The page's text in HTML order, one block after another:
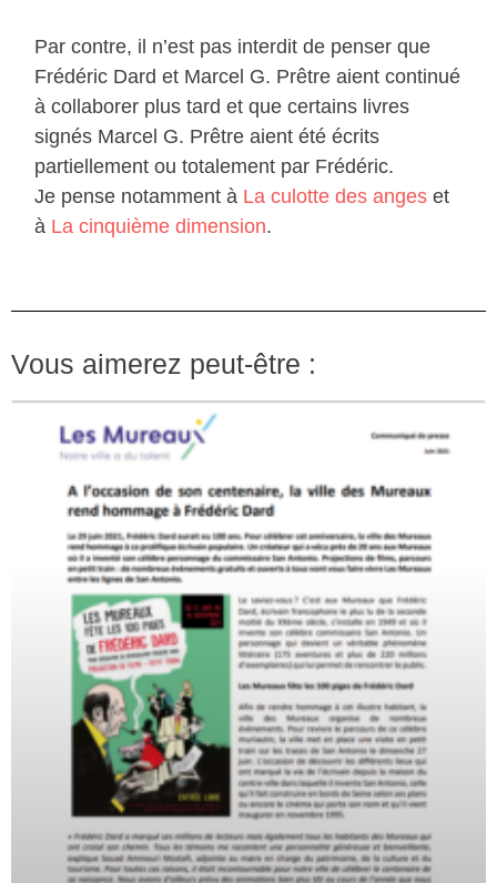
Par contre, il n’est pas interdit de penser que
Frédéric Dard et Marcel G. Prêtre aient continué
à collaborer plus tard et que certains livres
signés Marcel G. Prêtre aient été écrits
partiellement ou totalement par Frédéric.
Je pense notamment à La culotte des anges et
à La cinquième dimension.
Vous aimerez peut-être :